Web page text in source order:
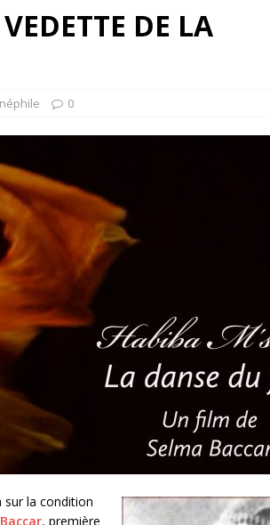
DE LA
0
sur la condition
, première